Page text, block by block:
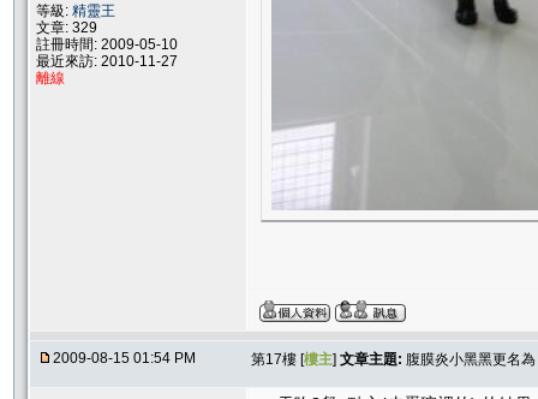
等級: 精靈王
文章: 329
註冊時間: 2009-05-10
最近來訪: 2010-11-27
離線
2009-08-15 01:54 PM 第17樓 [樓主] 文章主題: 腹膜炎小黑黑更名